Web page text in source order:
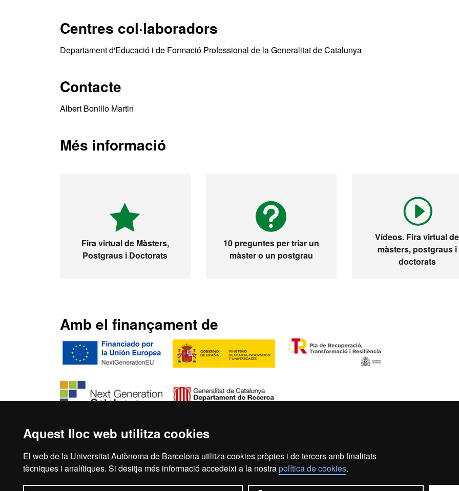
Aquest lloc web utilitza cookies
El web de la Universitat Autònoma de Barcelona utilitza cookies pròpies i de tercers amb finalitats
tècniques i analítiques. Si desitja més informació accedeixi a la nostrapolítica de cookies.
Centres col·laboradors
Departament d'Educació i de Formació Professional de la Generalitat de Catalunya
Contacte
Albert Bonillo Martin
Més informació
Fira virtual de Màsters,
Postgraus i Doctorats
10 preguntes per triar un
màster o un postgrau
Vídeos. Fira virtual de
màsters, postgraus i
doctorats
Amb el finançament de
Inici Avís legal Protecció de dades Sobre el web
2026 Universitat Autònoma de Barcelona